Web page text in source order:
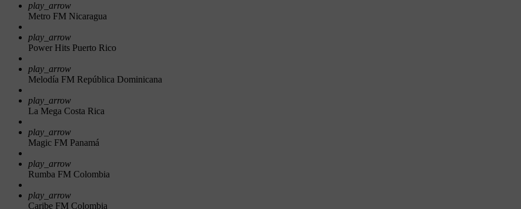
play_arrow
Metro FM Nicaragua
play_arrow
Power Hits Puerto Rico
play_arrow
Melodía FM República Dominicana
play_arrow
La Mega Costa Rica
play_arrow
Magic FM Panamá
play_arrow
Rumba FM Colombia
play_arrow
Caribe FM Colombia